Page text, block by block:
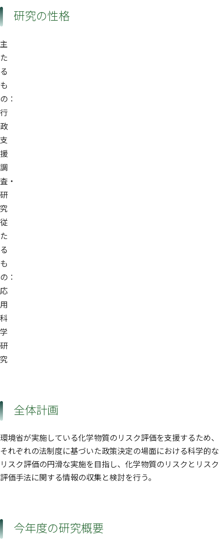
研究の性格
主
た
る
も
の：
行
政
支
援
調
査・
研
究
従
た
る
も
の：
応
用
科
学
研
究
全体計画
環境省が実施している化学物質のリスク評価を支援するため、
それぞれの法制度に基づいた政策決定の場面における科学的な
リスク評価の円滑な実施を目指し、化学物質のリスクとリスク
評価手法に関する情報の収集と検討を行う。
今年度の研究概要